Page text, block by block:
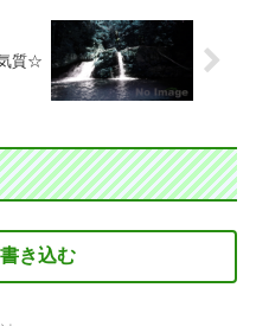
質☆
き込む